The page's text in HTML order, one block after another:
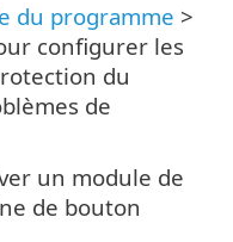
du programme >
configurer les
du
de
un module de
de bouton